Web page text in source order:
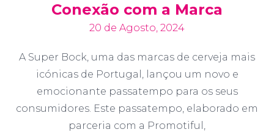
Conexão com a Marca
20 de Agosto, 2024
A Super Bock, uma das marcas de cerveja mais
icónicas de Portugal, lançou um novo e
emocionante passatempo para os seus
consumidores. Este passatempo, elaborado em
parceria com a Promotiful,